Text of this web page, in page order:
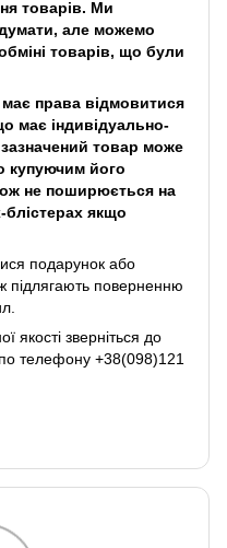
товарів. Ми
але можемо
товарів, що були
права відмовитися
має індивідуально-
товар може
купуючим його
не поширюється на
блістерах якщо
подарунок або
підлягають поверненню
якості зверніться до
телефону +38(098)121